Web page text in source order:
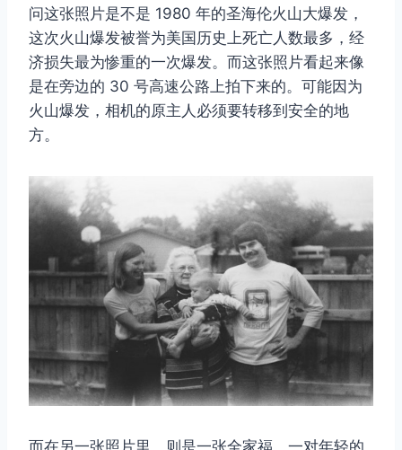
问这张照片是不是 1980 年的圣海伦火山大爆发，
这次火山爆发被誉为美国历史上死亡人数最多，经
济损失最为惨重的一次爆发。而这张照片看起来像
是在旁边的 30 号高速公路上拍下来的。可能因为
火山爆发，相机的原主人必须要转移到安全的地
方。